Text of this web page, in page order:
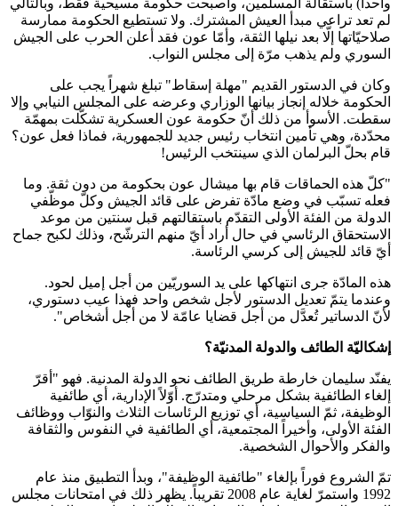
لم تعد تراعي مبدأ العيش المشترك. ولا تستطيع الحكومة ممارسة
صلاحيّاتها إلّا بعد نيلها الثقة، وأمّا عون فقد أعلن الحرب على الجيش
السوري ولم يذهب مرّة إلى مجلس النواب.
وكان في الدستور القديم "مهلة إسقاط" تبلغ شهراً يجب على
الحكومة خلاله إنجاز بيانها الوزاري وعرضه على المجلس النيابي وإلا
سقطت. الأسوأ من ذلك أنّ حكومة عون العسكرية تشكّلت بمهمّة
محدّدة، وهي تأمين انتخاب رئيس جديد للجمهورية، فماذا فعل عون؟
قام بحلّ البرلمان الذي سينتخب الرئيس!
"كلّ هذه الحماقات قام بها ميشال عون بحكومة من دون ثقة. وما
فعله تسبّب في وضع مادّة تفرض على قائد الجيش وكلّ موظّفي
الدولة من الفئة الأولى التقدّم باستقالتهم قبل سنتين من موعد
الاستحقاق الرئاسي في حال أراد أيّ منهم الترشّح، وذلك لكبح جماح
أيّ قائد للجيش إلى كرسي الرئاسة.
هذه المادّة جرى انتهاكها على يد السوريّين من أجل إميل لحود.
وعندما يتمّ تعديل الدستور لأجل شخص واحد فهذا عيب دستوري،
لأنّ الدساتير تُعدَّل من أجل قضايا عامّة لا من أجل أشخاص".
إشكاليّة الطائف والدولة المدنيّة؟
يفنّد سليمان خارطة طريق الطائف نحو الدولة المدنية. فهو "أقرّ
إلغاء الطائفية بشكل مرحلي ومتدرّج. أوّلاً الإدارية، أي طائفية
الوظيفة، ثمّ السياسية، أي توزيع الرئاسات الثلاث والنوّاب ووظائف
الفئة الأولى، وأخيراً المجتمعية، أي الطائفية في النفوس والثقافة
والفكر والأحوال الشخصية.
تمّ الشروع فوراً بإلغاء "طائفية الوظيفة"، وبدأ التطبيق منذ عام
1992 واستمرّ لغاية عام 2008 تقريباً. يظهر ذلك في امتحانات مجلس